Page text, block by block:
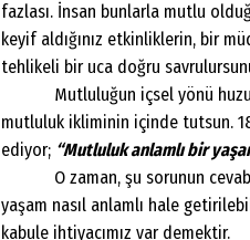
fazlası. İnsan bunlarla mutlu
keyif aldığınız etkinliklerin, bir
tehlikeli bir uca doğru
Mutluluğun içsel yönü
mutluluk ikliminin içinde tutsun.
ediyor; “Mutluluk anlamlı bir
O zaman, şu sorunun
yaşam nasıl anlamlı hale
kabule ihtiyacımız var demektir.